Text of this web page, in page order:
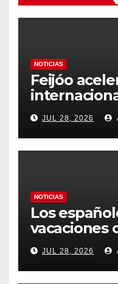
NOTICIAS
Feijóo
prioritario
gobierno
JUL 28, 2026
NOTICIAS
Los
vacaciones
carburantes
más caros
y los
JUL 28, 2026